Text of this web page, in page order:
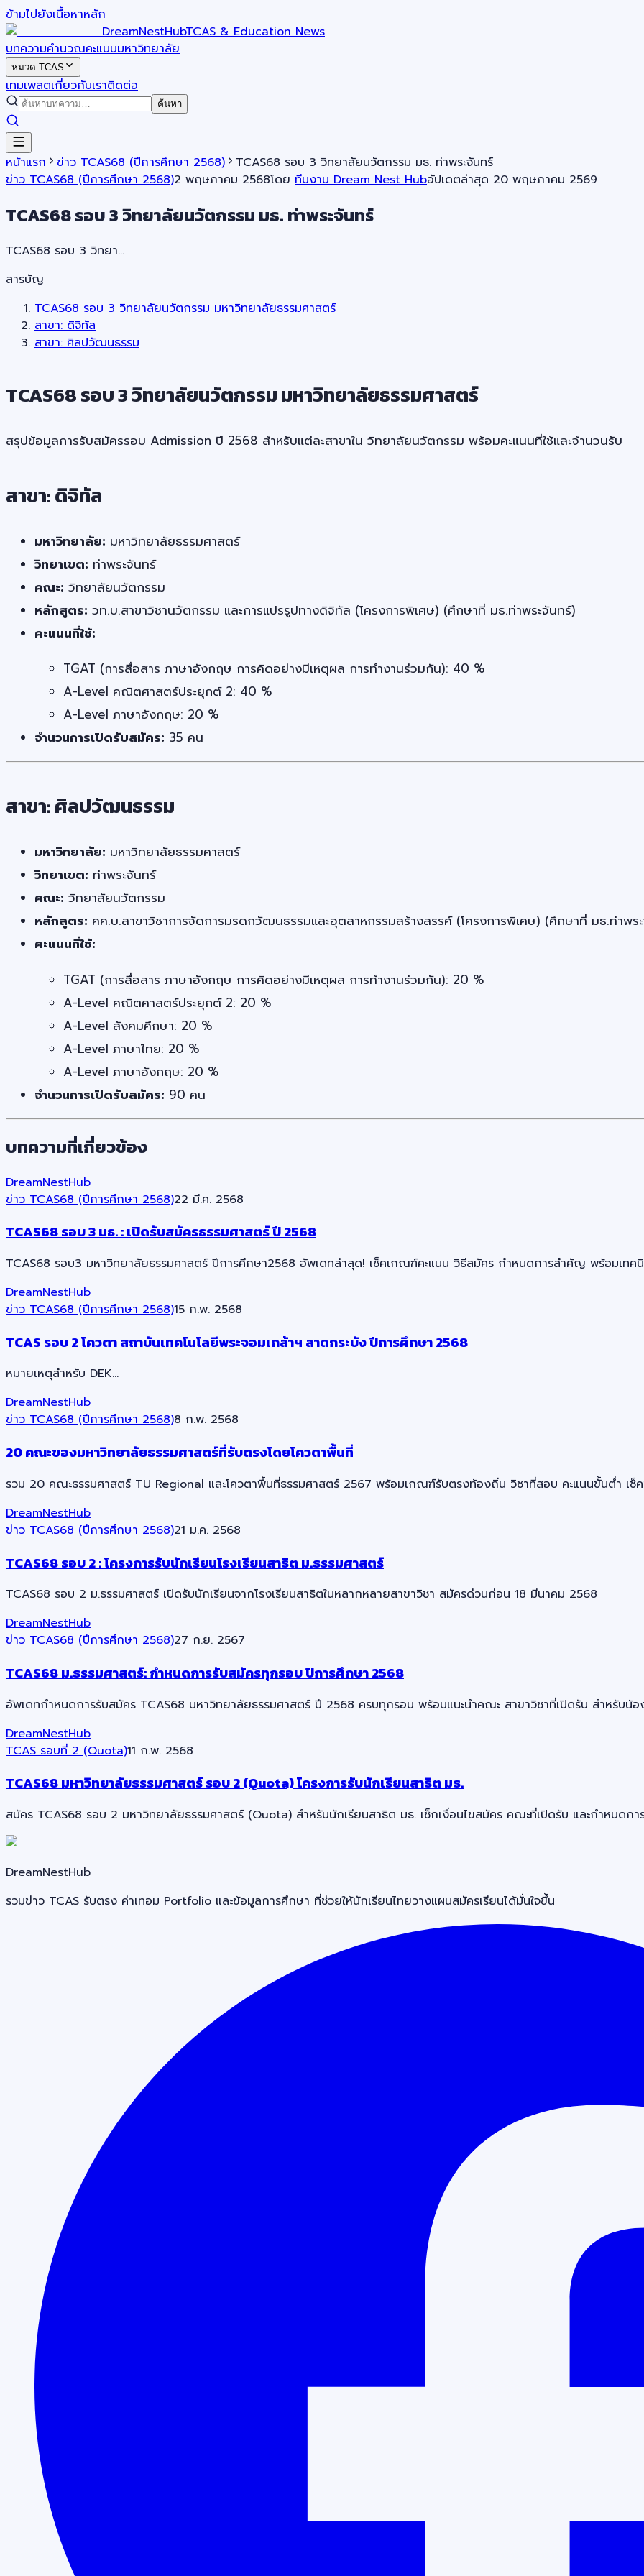
ข้ามไปยังเนื้อหาหลัก
DreamNestHubTCAS & Education News
บทความคำนวณคะแนนมหาวิทยาลัย
หมวด TCAS
เทมเพลตเกี่ยวกับเราติดต่อ
ค้นหา
หน้าแรก ข่าว TCAS68 (ปีการศึกษา 2568)
TCAS68 รอบ 3 วิทยาลัยนวัตกรรม มธ. ท่าพระจันทร์
ข่าว TCAS68 (ปีการศึกษา 2568)2 พฤษภาคม 2568โดย ทีมงาน Dream Nest Hubอัปเดตล่าสุด 20 พฤษภาคม 2569
TCAS68 รอบ 3 วิทยาลัยนวัตกรรม มธ. ท่าพระจันทร์
TCAS68 รอบ 3 วิทยา…
สารบัญ
TCAS68 รอบ 3 วิทยาลัยนวัตกรรม มหาวิทยาลัยธรรมศาสตร์
สาขา: ดิจิทัล
สาขา: ศิลปวัฒนธรรม
TCAS68 รอบ 3 วิทยาลัยนวัตกรรม มหาวิทยาลัยธรรมศาสตร์
สรุปข้อมูลการรับสมัครรอบ Admission ปี 2568 สำหรับแต่ละสาขาใน วิทยาลัยนวัตกรรม พร้อมคะแนนที่ใช้และจำนวนรับ
สาขา: ดิจิทัล
มหาวิทยาลัย: มหาวิทยาลัยธรรมศาสตร์
วิทยาเขต: ท่าพระจันทร์
คณะ: วิทยาลัยนวัตกรรม
หลักสูตร: วท.บ.สาขาวิชานวัตกรรม และการแปรรูปทางดิจิทัล (โครงการพิเศษ) (ศึกษาที่ มธ.ท่าพระจันทร์)
คะแนนที่ใช้:
TGAT (การสื่อสาร ภาษาอังกฤษ การคิดอย่างมีเหตุผล การทำงานร่วมกัน): 40 %
A-Level คณิตศาสตร์ประยุกต์ 2: 40 %
A-Level ภาษาอังกฤษ: 20 %
จำนวนการเปิดรับสมัคร: 35 คน
สาขา: ศิลปวัฒนธรรม
มหาวิทยาลัย: มหาวิทยาลัยธรรมศาสตร์
วิทยาเขต: ท่าพระจันทร์
คณะ: วิทยาลัยนวัตกรรม
หลักสูตร: ศศ.บ.สาขาวิชาการจัดการมรดกวัฒนธรรมและอุตสาหกรรมสร้างสรรค์ (โครงการพิเศษ) (ศึกษาที่ มธ.ท่าพร
คะแนนที่ใช้:
TGAT (การสื่อสาร ภาษาอังกฤษ การคิดอย่างมีเหตุผล การทำงานร่วมกัน): 20 %
A-Level คณิตศาสตร์ประยุกต์ 2: 20 %
A-Level สังคมศึกษา: 20 %
A-Level ภาษาไทย: 20 %
A-Level ภาษาอังกฤษ: 20 %
จำนวนการเปิดรับสมัคร: 90 คน
บทความที่เกี่ยวข้อง
DreamNestHub
ข่าว TCAS68 (ปีการศึกษา 2568)22 มี.ค. 2568
TCAS68 รอบ 3 มธ. : เปิดรับสมัครธรรมศาสตร์ ปี 2568
TCAS68 รอบ3 มหาวิทยาลัยธรรมศาสตร์ ปีการศึกษา2568 อัพเดทล่าสุด! เช็คเกณฑ์คะแนน วิธีสมัคร กำหนดการสำคัญ พร้อมเทค
DreamNestHub
ข่าว TCAS68 (ปีการศึกษา 2568)15 ก.พ. 2568
TCAS รอบ 2 โควตา สถาบันเทคโนโลยีพระจอมเกล้าฯ ลาดกระบัง ปีการศึกษา 2568
หมายเหตุสำหรับ DEK…
DreamNestHub
ข่าว TCAS68 (ปีการศึกษา 2568)8 ก.พ. 2568
20 คณะของมหาวิทยาลัยธรรมศาสตร์ที่รับตรงโดยโควตาพื้นที่
รวม 20 คณะธรรมศาสตร์ TU Regional และโควตาพื้นที่ธรรมศาสตร์ 2567 พร้อมเกณฑ์รับตรงท้องถิ่น วิชาที่สอบ คะแนนขั้นต่ำ เช็
DreamNestHub
ข่าว TCAS68 (ปีการศึกษา 2568)21 ม.ค. 2568
TCAS68 รอบ 2 : โครงการรับนักเรียนโรงเรียนสาธิต ม.ธรรมศาสตร์
TCAS68 รอบ 2 ม.ธรรมศาสตร์ เปิดรับนักเรียนจากโรงเรียนสาธิตในหลากหลายสาขาวิชา สมัครด่วนก่อน 18 มีนาคม 2568
DreamNestHub
ข่าว TCAS68 (ปีการศึกษา 2568)27 ก.ย. 2567
TCAS68 ม.ธรรมศาสตร์: กำหนดการรับสมัครทุกรอบ ปีการศึกษา 2568
อัพเดทกำหนดการรับสมัคร TCAS68 มหาวิทยาลัยธรรมศาสตร์ ปี 2568 ครบทุกรอบ พร้อมแนะนำคณะ สาขาวิชาที่เปิดรับ สำหรับน้อ
DreamNestHub
TCAS รอบที่ 2 (Quota)11 ก.พ. 2568
TCAS68 มหาวิทยาลัยธรรมศาสตร์ รอบ 2 (Quota) โครงการรับนักเรียนสาธิต มธ.
สมัคร TCAS68 รอบ 2 มหาวิทยาลัยธรรมศาสตร์ (Quota) สำหรับนักเรียนสาธิต มธ. เช็กเงื่อนไขสมัคร คณะที่เปิดรับ และกำหนดก
DreamNestHub
รวมข่าว TCAS รับตรง ค่าเทอม Portfolio และข้อมูลการศึกษา ที่ช่วยให้นักเรียนไทยวางแผนสมัครเรียนได้มั่นใจขึ้น